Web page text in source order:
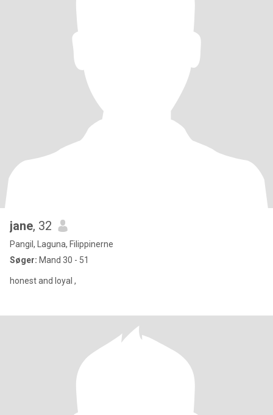
jane, 32
Pangil, Laguna, Filippinerne
Søger: Mand 30 - 51
honest and loyal ,